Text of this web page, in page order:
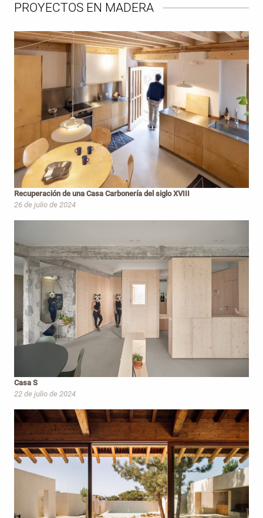
PROYECTOS EN MADERA
Recuperación de una Casa Carbonería del siglo XVIII
26 de julio de 2024
Casa S
22 de julio de 2024